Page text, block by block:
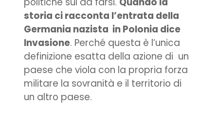
storia ci racconta l’entrata della
Germania nazista in Polonia dice
Invasione. Perché questa è l’unica
definizione esatta della azione di un
paese che viola con la propria forza
militare la sovranità e il territorio di
un altro paese.